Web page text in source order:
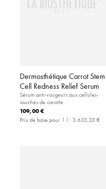
Dermosthétique Carrot Stem
Cell Redness Relief Serum
Sérum anti-rougeurs aux cellules-
souches de carotte
109,00 €
Prix de base pour 1 l : 3 633,33 €